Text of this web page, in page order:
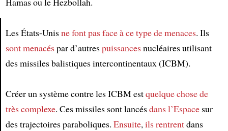
Article
Les États-Unisne font pas face àce type de menaces. Ils
sont menacéspar d’autrespuissancesnucléaires utilisant
des missiles balistiques intercontinentaux (ICBM).
Créer un système contre les ICBM estquelque chose de
très complexe. Ces missiles sont lancésdans l’Espacesur
des trajectoires paraboliques. Ensuite,ils rentrentdans